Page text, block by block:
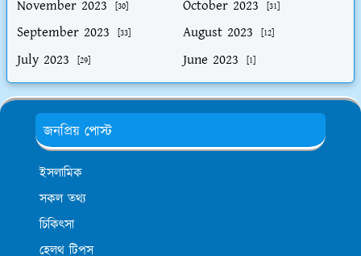
November 2023 [30] October 2023 [31]
September 2023 [33] August 2023 [12]
July 2023 [29] June 2023 [1]
জনপ্রিয় পোস্ট
ইসলামিক
সকল তথ্য
চিকিৎসা
হেলথ টিপস